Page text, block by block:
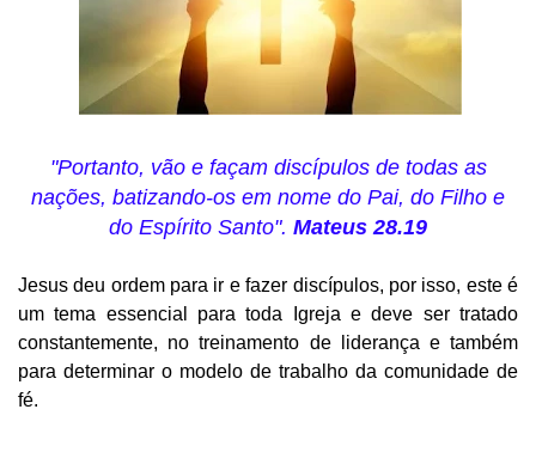
"Portanto, vão e façam discípulos de todas as
nações, batizando-os em nome do Pai, do Filho e
do Espírito Santo". Mateus 28.19
Jesus deu ordem para ir e fazer discípulos, por isso, este é
um tema essencial para toda Igreja e deve ser tratado
constantemente, no treinamento de liderança e também
para determinar o modelo de trabalho da comunidade de
fé.